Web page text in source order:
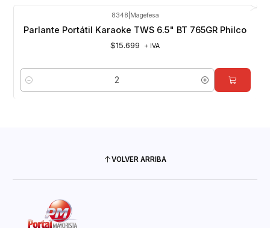
8348 Magefesa
Parlante Portátil Karaoke TWS 6.5" BT 765GR Philco
$15.699 + IVA
Cantidad
VOLVER ARRIBA